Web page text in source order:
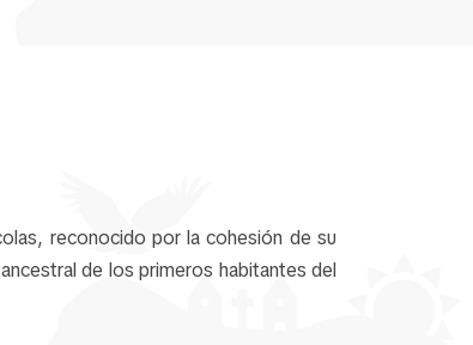
reconocido por la cohesión de su
de los primeros habitantes del